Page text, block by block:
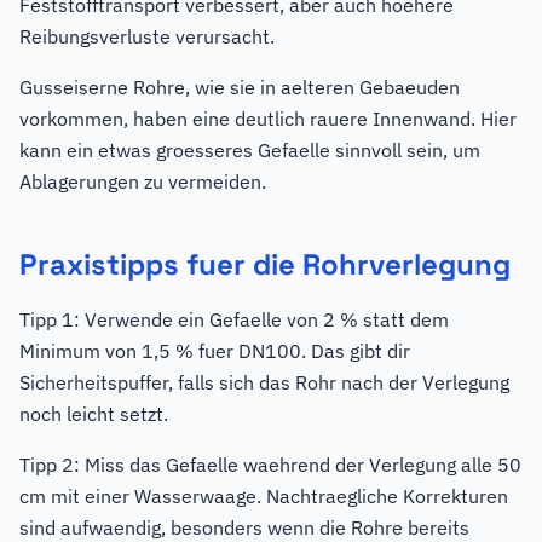
Feststofftransport verbessert, aber auch hoehere
Reibungsverluste verursacht.
Gusseiserne Rohre, wie sie in aelteren Gebaeuden
vorkommen, haben eine deutlich rauere Innenwand. Hier
kann ein etwas groesseres Gefaelle sinnvoll sein, um
Ablagerungen zu vermeiden.
Praxistipps fuer die Rohrverlegung
Tipp 1: Verwende ein Gefaelle von 2 % statt dem
Minimum von 1,5 % fuer DN100. Das gibt dir
Sicherheitspuffer, falls sich das Rohr nach der Verlegung
noch leicht setzt.
Tipp 2: Miss das Gefaelle waehrend der Verlegung alle 50
cm mit einer Wasserwaage. Nachtraegliche Korrekturen
sind aufwaendig, besonders wenn die Rohre bereits